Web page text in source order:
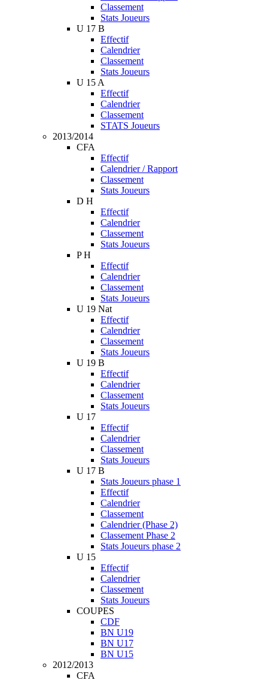
Classement
Stats Joueurs
U 17 B
Effectif
Calendrier
Classement
Stats Joueurs
U 15 A
Effectif
Calendrier
Classement
STATS Joueurs
2013/2014
CFA
Effectif
Calendrier / Rapport
Classement
Stats Joueurs
D H
Effectif
Calendrier
Classement
Stats Joueurs
P H
Effectif
Calendrier
Classement
Stats Joueurs
U 19 Nat
Effectif
Calendrier
Classement
Stats Joueurs
U 19 B
Effectif
Calendrier
Classement
Stats Joueurs
U 17
Effectif
Calendrier
Classement
Stats Joueurs
U 17 B
Stats Joueurs phase 1
Effectif
Calendrier
Classement
Calendrier (Phase 2)
Classement Phase 2
Stats Joueurs phase 2
U 15
Effectif
Calendrier
Classement
Stats Joueurs
COUPES
CDF
BN U19
BN U17
BN U15
2012/2013
CFA